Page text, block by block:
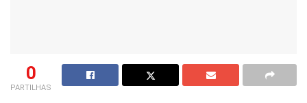
0
PARTILHAS